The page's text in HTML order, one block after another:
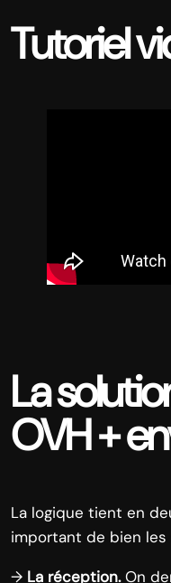
Tutoriel
La
OVH +
La logique tient en
important de bien
→ La réception.On